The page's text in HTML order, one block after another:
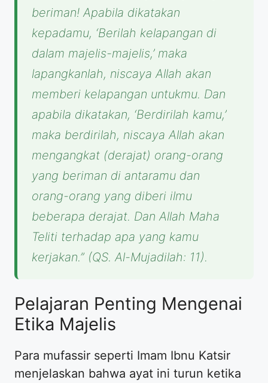
beriman! Apabila dikatakan
kepadamu, ‘Berilah kelapangan di
dalam majelis-majelis,’ maka
lapangkanlah, niscaya Allah akan
memberi kelapangan untukmu. Dan
apabila dikatakan, ‘Berdirilah kamu,’
maka berdirilah, niscaya Allah akan
mengangkat (derajat) orang-orang
yang beriman di antaramu dan
orang-orang yang diberi ilmu
beberapa derajat. Dan Allah Maha
Teliti terhadap apa yang kamu
kerjakan.” (QS. Al-Mujadilah: 11).
Pelajaran Penting Mengenai
Etika Majelis
Para mufassir seperti Imam Ibnu Katsir
menjelaskan bahwa ayat ini turun ketika